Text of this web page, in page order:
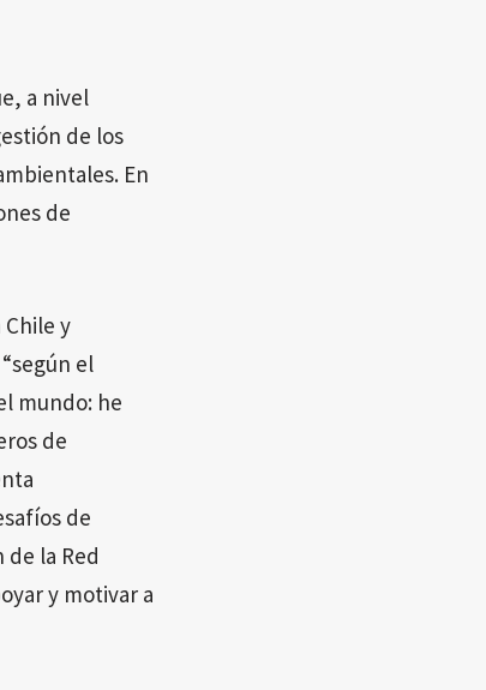
a nivel
de los
En
de
y
el
mundo: he
de
de
la Red
y motivar a